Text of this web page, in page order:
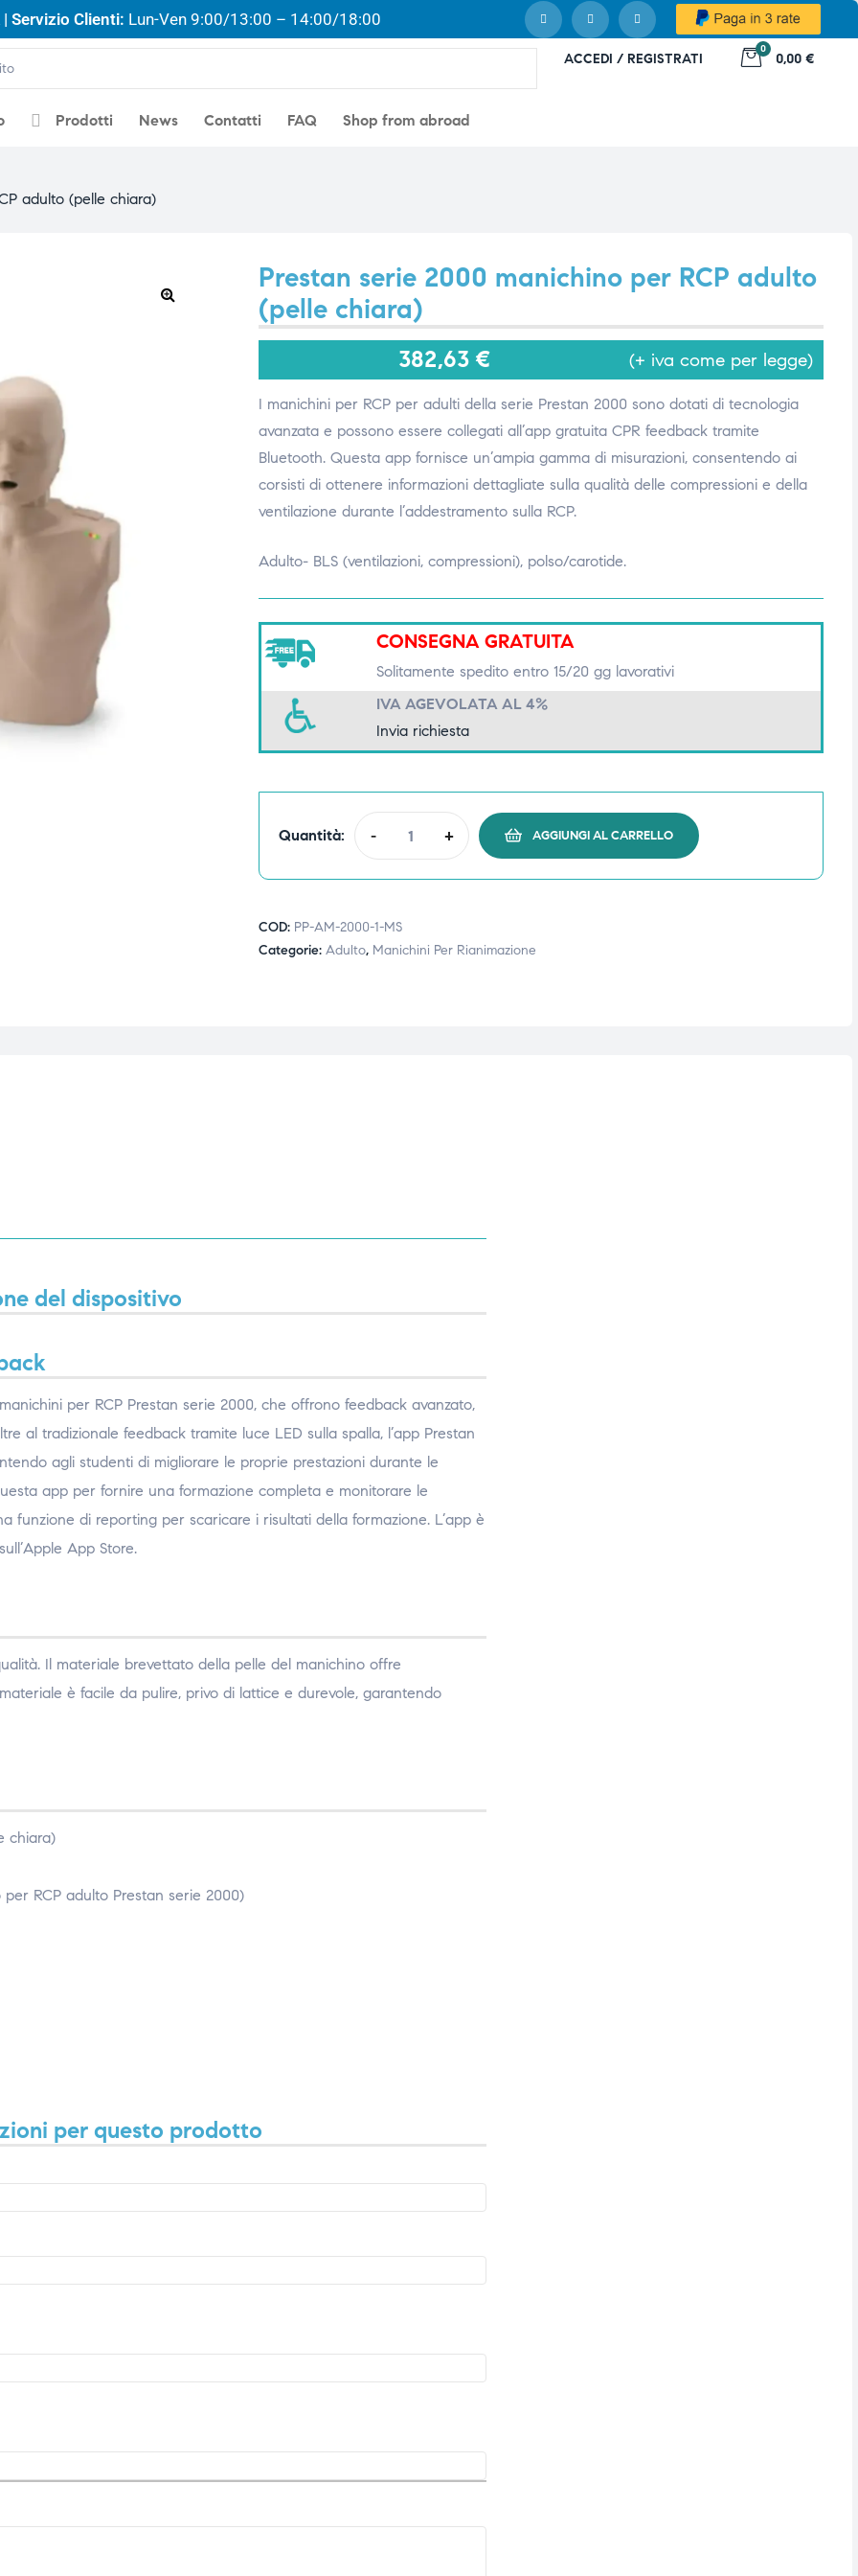
Servizio Clienti: Lun-Ven 9:00/13:00 – 14:00/18:00
ACCEDI / REGISTRATI
0
0,00 €
Prodotti News Contatti FAQ Shop from abroad
adulto (pelle chiara)
Prestan serie 2000 manichino per RCP adulto
(pelle chiara)
382,63 € (+ iva come per legge)
I manichini per RCP per adulti della serie Prestan 2000 sono dotati di tecnologia
avanzata e possono essere collegati all’app gratuita CPR feedback tramite
Bluetooth. Questa app fornisce un’ampia gamma di misurazioni, consentendo ai
corsisti di ottenere informazioni dettagliate sulla qualità delle compressioni e della
ventilazione durante l’addestramento sulla RCP.
Adulto- BLS (ventilazioni, compressioni), polso/carotide.
CONSEGNA GRATUITA
Solitamente spedito entro 15/20 gg lavorativi
IVA AGEVOLATA AL 4%
Invia richiesta
Quantità: - + AGGIUNGI AL CARRELLO
COD: PP-AM-2000-1-MS
Categorie: Adulto, Manichini Per Rianimazione
del dispositivo
per RCP Prestan serie 2000, che offrono feedback avanzato,
al tradizionale feedback tramite luce LED sulla spalla, l’app Prestan
agli studenti di migliorare le proprie prestazioni durante le
app per fornire una formazione completa e monitorare le
funzione di reporting per scaricare i risultati della formazione. L’app è
App Store.
Il materiale brevettato della pelle del manichino offre
è facile da pulire, privo di lattice e durevole, garantendo
chiara)
RCP adulto Prestan serie 2000)
per questo prodotto